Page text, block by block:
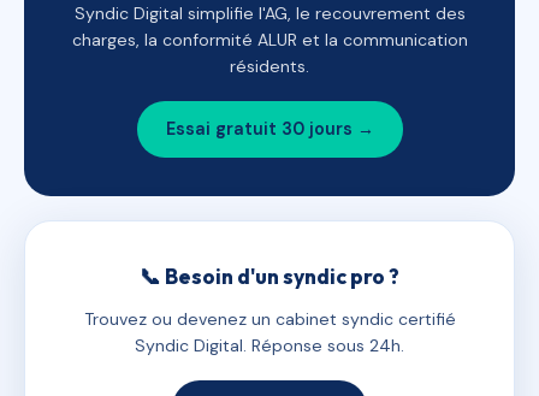
Syndic Digital simplifie l'AG, le recouvrement des
charges, la conformité ALUR et la communication
résidents.
Essai gratuit 30 jours →
📞 Besoin d'un syndic pro ?
Trouvez ou devenez un cabinet syndic certifié
Syndic Digital. Réponse sous 24h.